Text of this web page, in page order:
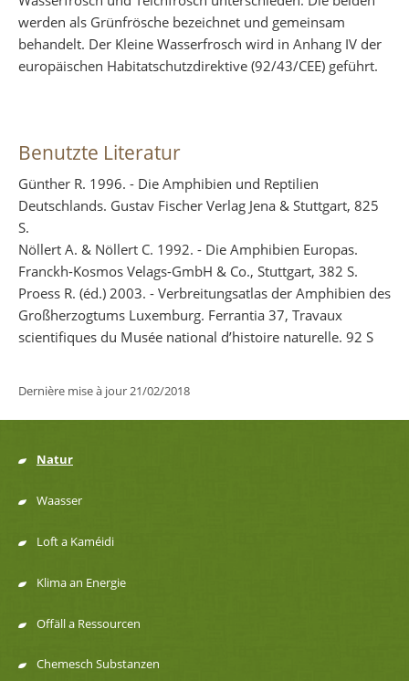
werden als Grünfrösche bezeichnet und gemeinsam
behandelt. Der Kleine Wasserfrosch wird in Anhang IV der
europäischen Habitatschutzdirektive (92/43/CEE) geführt.
Benutzte Literatur
Günther R. 1996. - Die Amphibien und Reptilien
Deutschlands. Gustav Fischer Verlag Jena & Stuttgart, 825
S.
Nöllert A. & Nöllert C. 1992. - Die Amphibien Europas.
Franckh-Kosmos Velags-GmbH & Co., Stuttgart, 382 S.
Proess R. (éd.) 2003. - Verbreitungsatlas der Amphibien des
Großherzogtums Luxemburg. Ferrantia 37, Travaux
scientifiques du Musée national d’histoire naturelle. 92 S
Dernière mise à jour 21/02/2018
Menu
de
navigation
Natur
Waasser
Loft a Kaméidi
Klima an Energie
Offäll a Ressourcen
Chemesch Substanzen